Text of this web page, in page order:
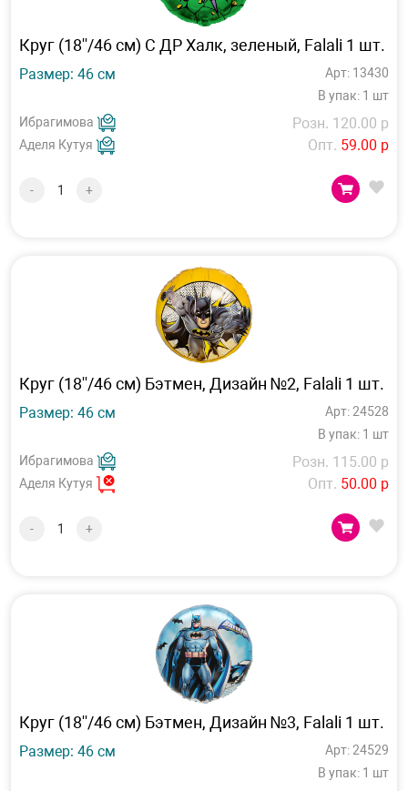
Круг (18''/46 см) С ДР Халк, зеленый, Falali 1 шт.
Размер: 46 см
Арт: 13430
В упак: 1 шт
Ибрагимова
Аделя Кутуя
Розн. 120.00 р
Опт. 59.00 р
- +
Круг (18''/46 см) Бэтмен, Дизайн №2, Falali 1 шт.
Размер: 46 см
Арт: 24528
В упак: 1 шт
Ибрагимова
Аделя Кутуя
Розн. 115.00 р
Опт. 50.00 р
- +
Круг (18''/46 см) Бэтмен, Дизайн №3, Falali 1 шт.
Размер: 46 см
Арт: 24529
В упак: 1 шт